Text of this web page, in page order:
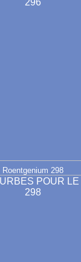
Roentgenium 298